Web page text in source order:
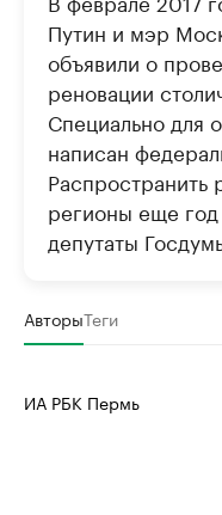
Путин и мэр
объявили о
реновации
Специально для
написан
Распространить
регионы еще
депутаты
АвторыТеги
ИА РБК Пермь